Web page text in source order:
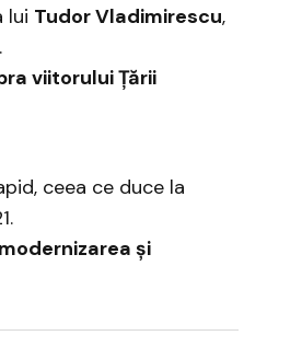
lui Tudor Vladimirescu,
viitorului Țării
ceea ce duce la
și